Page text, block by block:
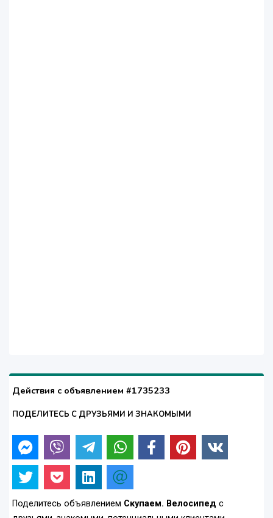
Действия с объявлением #1735233
ПОДЕЛИТЕСЬ С ДРУЗЬЯМИ И ЗНАКОМЫМИ
Поделитесь объявлением Скупаем. Велосипед с